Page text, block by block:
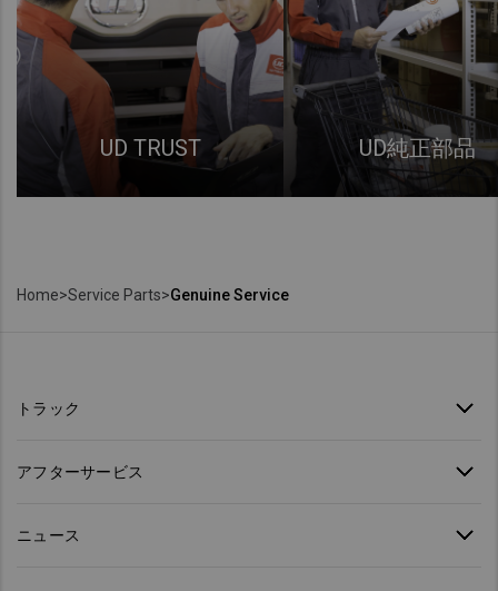
UD TRUST UD純正部品
Home>Service Parts>Genuine Service
トラック
アフターサービス
ニュース